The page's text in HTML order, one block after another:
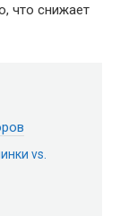
что снижает
vs.